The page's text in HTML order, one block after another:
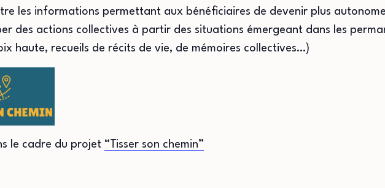
les informations permettant aux bénéficiaires de devenir plus
des actions collectives à partir des situations émergeant dans les
haute, recueils de récits de vie, de mémoires collectives…)
le cadre du projet “Tisser son chemin”